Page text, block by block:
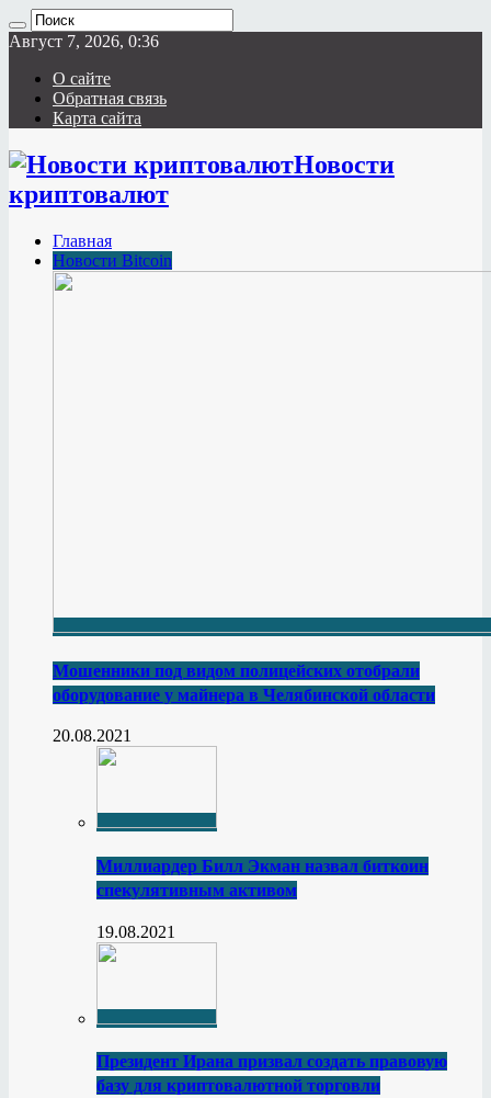
Август 7, 2026, 0:36
О сайте
Обратная связь
Карта сайта
Новости
криптовалют
Главная
Новости Bitcoin
Мошенники под видом полицейских отобрали
оборудование у майнера в Челябинской области
20.08.2021
Миллиардер Билл Экман назвал биткоин
спекулятивным активом
19.08.2021
Президент Ирана призвал создать правовую
базу для криптовалютной торговли